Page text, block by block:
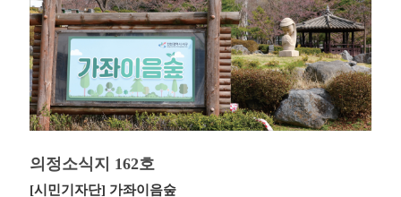
의정소식지 162호
[시민기자단] 가좌이음숲